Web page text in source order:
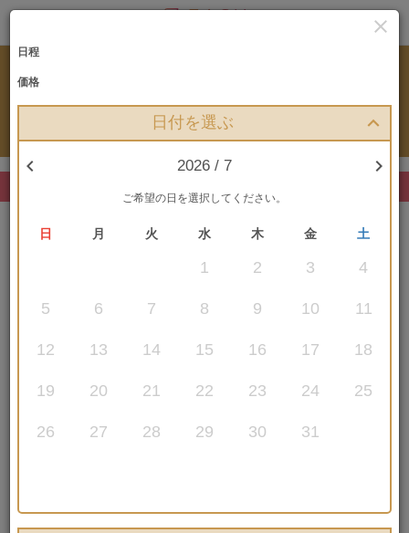
プランお申込み

日程
価格
日付を選ぶ
 2026 / 7 
ご希望の日を選択してください。
日 月 火 水 木 金 土
1 2 3 4
5 6 7 8 9 10 11
12 13 14 15 16 17 18
19 20 21 22 23 24 25
26 27 28 29 30 31